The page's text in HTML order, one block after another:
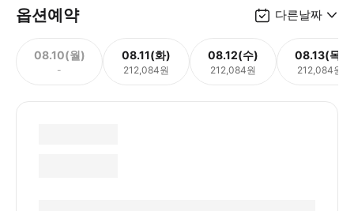
옵션예약 다른날짜
08.10(월)
-
08.11(화)
212,084원
08.12(수)
212,084원
08.13(목)
212,084원